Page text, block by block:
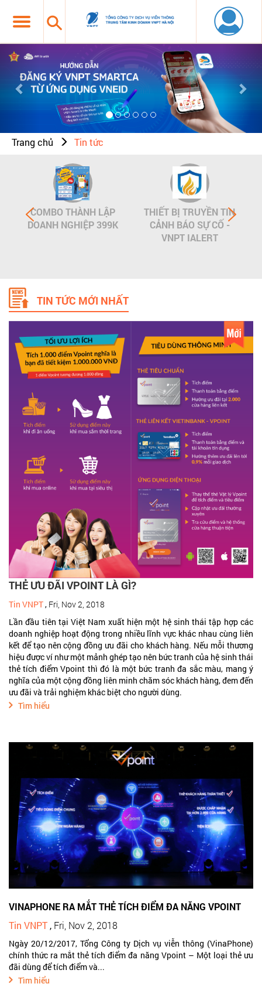
Previous
Trang chủ Tin tức
COMBO THÀNH LẬP
DOANH NGHIỆP 399K
THIẾT BỊ TRUYỀN TIN
CẢNH BÁO SỰ CỐ -
VNPT IALERT
TIN TỨC MỚI NHẤT
THẺ ƯU ĐÃI VPOINT LÀ GÌ?
Tin VNPT, Fri, Nov 2, 2018
Lần đầu tiên tại Việt Nam xuất hiện một hệ sinh thái tập hợp các
doanh nghiệp hoạt động trong nhiều lĩnh vực khác nhau cùng liên
kết để tạo nên cộng đồng ưu đãi cho khách hàng. Nếu mỗi thương
hiệu được ví như một mảnh ghép tạo nên bức tranh của hệ sinh thái
thẻ tích điểm Vpoint thì đó là một bức tranh đa sắc màu, mang ý
nghĩa của một cộng đồng liên minh chăm sóc khách hàng, đem đến
ưu đãi và trải nghiệm khác biệt cho người dùng.
Tìm hiểu
VINAPHONE RA MẮT THẺ TÍCH ĐIỂM ĐA NĂNG VPOINT
Tin VNPT, Fri, Nov 2, 2018
Ngày 20/12/2017, Tổng Công ty Dịch vụ viễn thông (VinaPhone)
chính thức ra mắt thẻ tích điểm đa năng Vpoint – Một loại thẻ ưu
đãi dùng để tích điểm và...
Tìm hiểu